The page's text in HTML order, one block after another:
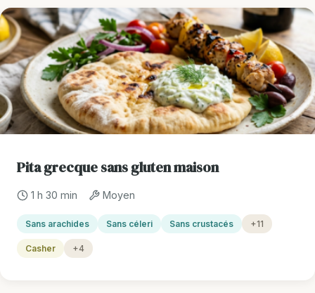
Pita grecque sans gluten maison
1 h 30 min Moyen
Sans arachides Sans céleri Sans crustacés +11
Casher +4